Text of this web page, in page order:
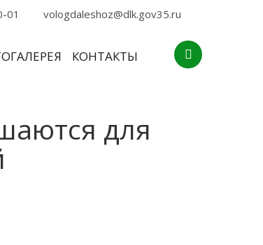
01 vologdaleshoz@dlk.gov35.ru
КОНТАКТЫ
для